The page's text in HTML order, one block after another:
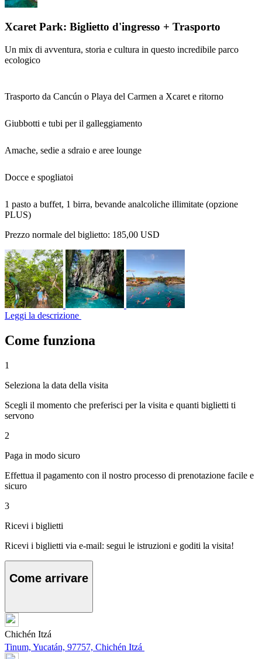
Xcaret Park: Biglietto d'ingresso + Trasporto
Un mix di avventura, storia e cultura in questo incredibile parco
ecologico
Trasporto da Cancún o Playa del Carmen a Xcaret e ritorno
Giubbotti e tubi per il galleggiamento
Amache, sedie a sdraio e aree lounge
Docce e spogliatoi
1 pasto a buffet, 1 birra, bevande analcoliche illimitate (opzione
PLUS)
Prezzo normale del biglietto: 185,00 USD
Leggi la descrizione
Come funziona
1
Seleziona la data della visita
Scegli il momento che preferisci per la visita e quanti biglietti ti
servono
2
Paga in modo sicuro
Effettua il pagamento con il nostro processo di prenotazione facile e
sicuro
3
Ricevi i biglietti
Ricevi i biglietti via e-mail: segui le istruzioni e goditi la visita!
Come arrivare
Chichén Itzá
Tinum, Yucatán, 97757, Chichén Itzá